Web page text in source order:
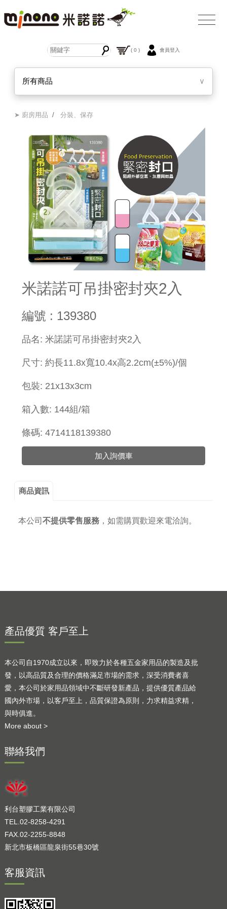
( 0 ) 會員登入
所有商品 ∨
➤ 廚房用品 /分裝、保存
米諾諾可吊掛密封夾2入
編號 : 139380
品名: 米諾諾可吊掛密封夾2入
尺寸: 約長11.8x寬10.4x高2.2cm(±5%)/個
包裝: 21x13x3cm
箱入數: 144組/箱
條碼: 4714118139380
加入詢價車
商品資訊
本公司 不提供零售服務， 如需購買歡迎來電洽詢。
產品優質 客戶至上
本公司自1970成立以來，即致力於各種五金家用品的製造及批
發，以高品質及合理的價格滿足市場的需求，深受消費者喜
愛，本公司於家用品領域中不斷研發新產品，提供優質產品給
國內外市場，以客戶至上，品質保證為原則，力求精益求精，
與時俱進。
More about >
聯絡我們
利台塑膠工業有限公司
TEL.02-8258-4291
FAX.02-2255-8848
新北市板橋區龍泉街55巷30號
客服資訊